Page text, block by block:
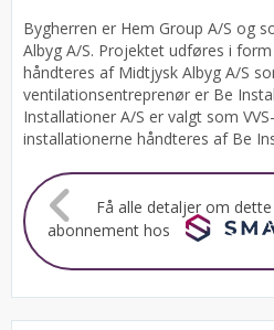
Bygherren er Hem Group A/S og
Albyg A/S. Projektet udføres i
håndteres af Midtjysk Albyg A/S
ventilationsentreprenør er Be
Installationer A/S er valgt som
installationerne håndteres af Be
Få alle detaljer om
abonnement hos